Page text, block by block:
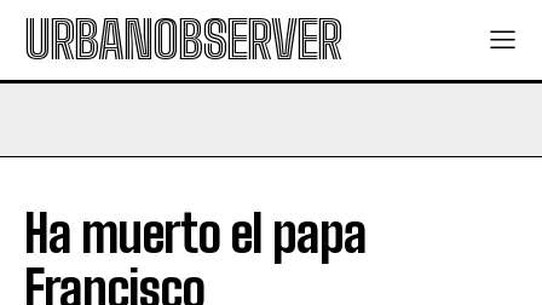
URBANOBSERVER
Ha muerto el papa
Francisco